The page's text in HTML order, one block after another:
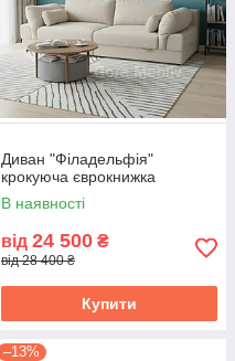
Диван "Філадельфія"
крокуюча єврокнижка
В наявності
від 24 500 ₴
від 28 400 ₴
Купити
–13%